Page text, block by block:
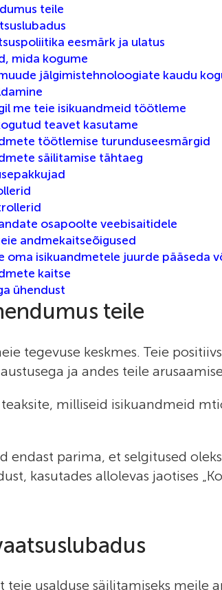
teile
eesmärk ja ulatus
mida kogume
jälgimistehnoloogiate kaudu
me teie isikuandmeid töötleme
teavet kasutame
töötlemise turunduseesmärgid
säilitamise tähtaeg
osapoolte veebisaitidele
andmekaitseõigused
oma isikuandmetele juurde pääseda
kaitse
ühendust
teile
tegevuse keskmes. Teie
ja andes teile
milliseid isikuandmeid
endast parima, et selgitused
kasutades allolevas jaotises
teie usalduse säilitamiseks meile